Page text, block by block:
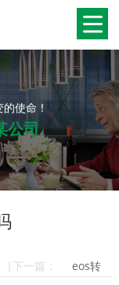
的使命！
公司
|下一篇： eos转